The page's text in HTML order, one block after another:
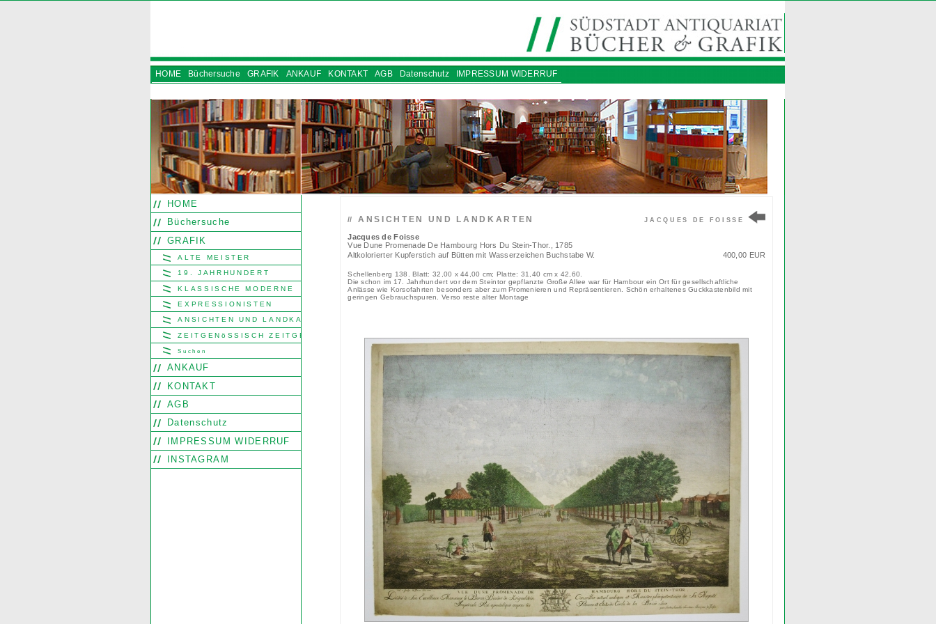
HOME Büchersuche GRAFIK ANKAUF KONTAKT AGB Datenschutz
IMPRESSUM WIDERRUF
HOME
Büchersuche
GRAFIK
ALTE MEISTER
19. JAHRHUNDERT
KLASSISCHE MODERNE
EXPRESSIONISTEN
ANSICHTEN UND LANDKARTEN
ZEITGENöSSISCH ZEITGENöSSISCH
Suchen
ANKAUF
KONTAKT
AGB
Datenschutz
IMPRESSUM WIDERRUF
INSTAGRAM
// ANSICHTEN UND LANDKARTEN JACQUES DE FOISSE
Jacques de Foisse
Vue Dune Promenade De Hambourg Hors Du Stein-Thor., 1785
Altkolorierter Kupferstich auf Bütten mit Wasserzeichen Buchstabe W.
400,00 EUR
Schellenberg 138. Blatt: 32,00 x 44,00 cm; Platte: 31,40 cm x 42,60.
Die schon im 17. Jahrhundert vor dem Steintor gepflanzte Große Allee war für Hambour ein Ort für gesellschaftliche
Anlässe wie Korsofahrten besonders aber zum Promenieren und Repräsentieren. Schön erhaltenes Guckkastenbild mit
geringen Gebrauchspuren. Verso reste alter Montage